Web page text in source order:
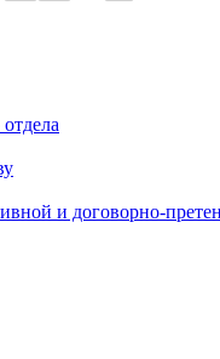
и договорно-